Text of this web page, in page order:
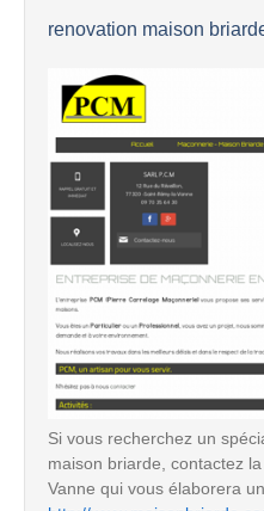
renovation maison
Si vous recherchez un
maison briarde, contactez
Vanne qui vous élaborera